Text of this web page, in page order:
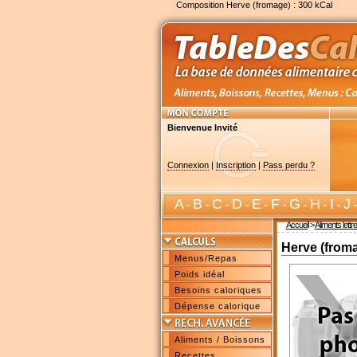
Composition Herve (fromage) : 300 kCal
Bienvenue Invité
Connexion| Inscription| Pass perdu ?
A-B-C-D-E-F-G-H-I-J
Accueil>Aliments
Menus/Repas
Poids idéal
Besoins caloriques
Dépense calorique
Aliments / Boissons
Herve